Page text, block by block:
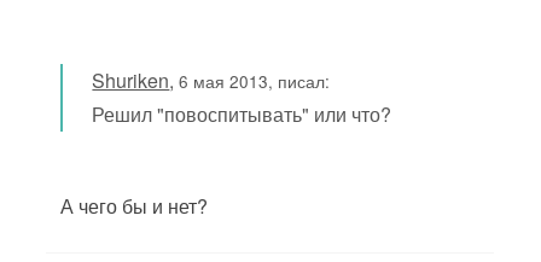
Shuriken,6 мая 2013, писал:
Решил "повоспитывать" или что?
А чего бы и нет?